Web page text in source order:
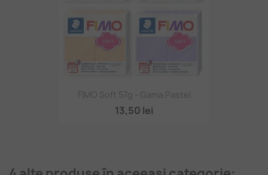
FIMO Soft 57g - Gama Pastel
13,50 lei